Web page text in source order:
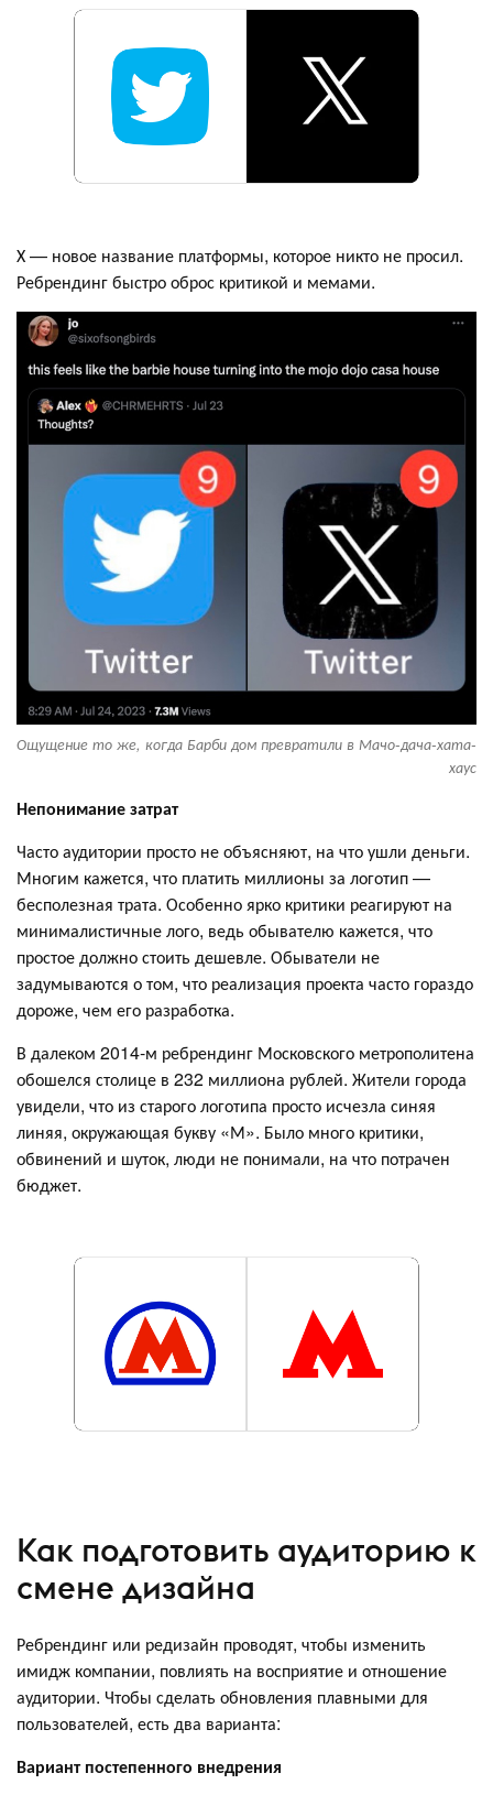
Х — новое название платформы, которое никто не просил.
Ребрендинг быстро оброс критикой и мемами.
Ощущение то же, когда Барби дом превратили в Мачо-дача-хата-
хаус
Непонимание затрат
Часто аудитории просто не объясняют, на что ушли деньги.
Многим кажется, что платить миллионы за логотип —
бесполезная трата. Особенно ярко критики реагируют на
минималистичные лого, ведь обывателю кажется, что
простое должно стоить дешевле. Обыватели не
задумываются о том, что реализация проекта часто гораздо
дороже, чем его разработка.
В далеком 2014-м ребрендинг Московского метрополитена
обошелся столице в 232 миллиона рублей. Жители города
увидели, что из старого логотипа просто исчезла синяя
линяя, окружающая букву «М». Было много критики,
обвинений и шуток, люди не понимали, на что потрачен
бюджет.
Как подготовить аудиторию к
смене дизайна
Ребрендинг или редизайн проводят, чтобы изменить
имидж компании, повлиять на восприятие и отношение
аудитории. Чтобы сделать обновления плавными для
пользователей, есть два варианта:
Вариант постепенного внедрения